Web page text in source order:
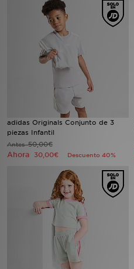
adidas Originals Conjunto de 3
piezas Infantil
Antes50,00€
Ahora 30,00€ Descuento 40%